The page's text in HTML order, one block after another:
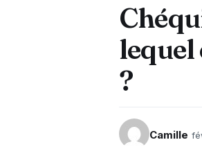
lequel
?
Camille